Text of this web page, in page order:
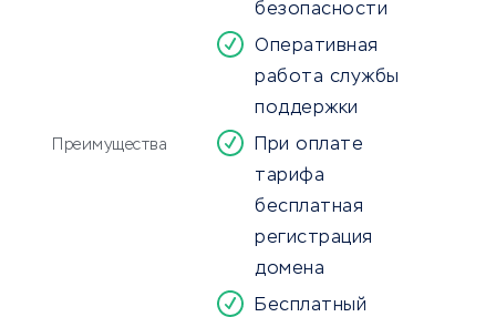
Преимущества
безопасности
Оперативная
работа службы
поддержки
При оплате
тарифа
бесплатная
регистрация
домена
Бесплатный